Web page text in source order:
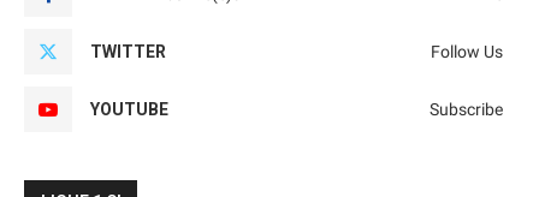
TWITTER Follow Us
YOUTUBE Subscribe